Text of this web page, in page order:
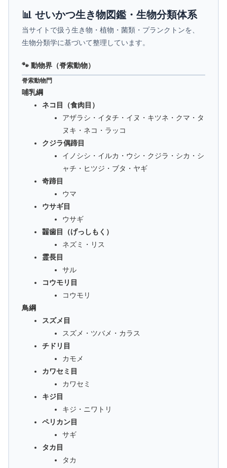
📊 せいかつ生き物図鑑・生物分類体系
当サイトで扱う生き物・植物・菌類・プランクトンを、
生物分類学に基づいて整理しています。
🐾 動物界（脊索動物）
脊索動物門
哺乳綱
ネコ目（食肉目）
アザラシ・イタチ・イヌ・キツネ・クマ・タ
ヌキ・ネコ・ラッコ
クジラ偶蹄目
イノシシ・イルカ・ウシ・クジラ・シカ・シ
ャチ・ヒツジ・ブタ・ヤギ
奇蹄目
ウマ
ウサギ目
ウサギ
齧歯目（げっしもく）
ネズミ・リス
霊長目
サル
コウモリ目
コウモリ
鳥綱
スズメ目
スズメ・ツバメ・カラス
チドリ目
カモメ
カワセミ目
カワセミ
キジ目
キジ・ニワトリ
ペリカン目
サギ
タカ目
タカ